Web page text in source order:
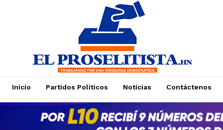
Suscríbase a nuestro boletín
Suscríbase a nuestro boletín
Inicio Partidos Políticos Noticias Contáctenos